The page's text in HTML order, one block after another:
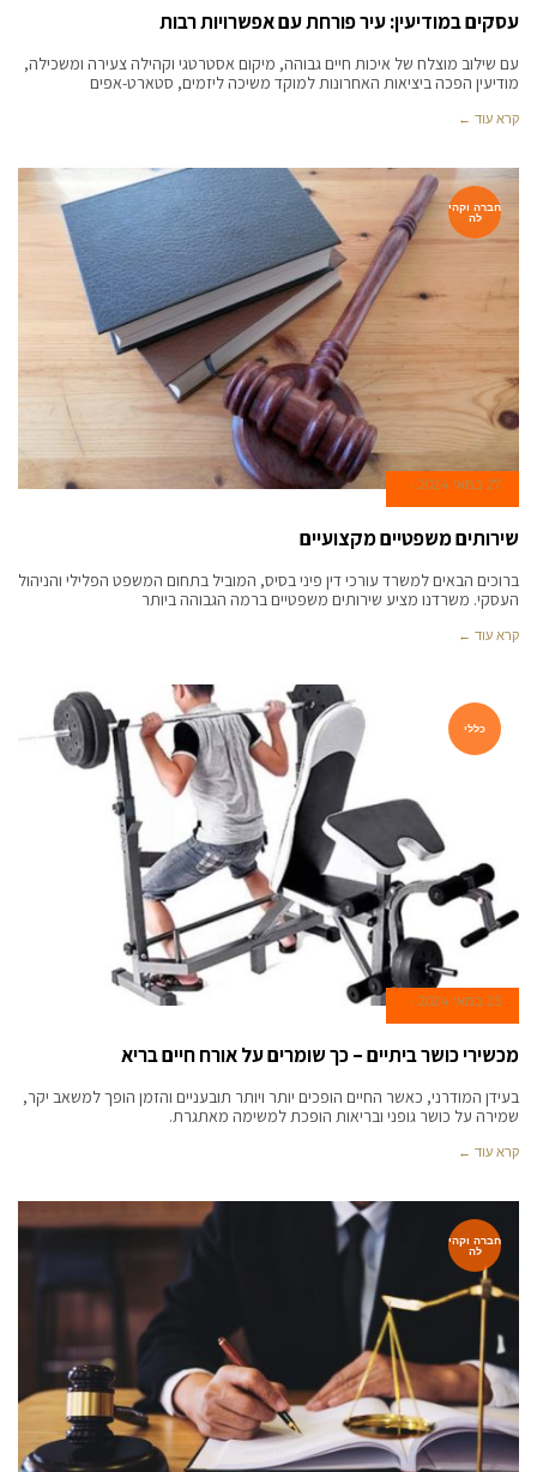
עסקים במודיעין: עיר פורחת עם אפשרויות רבות
עם שילוב מוצלח של איכות חיים גבוהה, מיקום אסטרטגי וקהילה צעירה ומשכילה,
מודיעין הפכה ביציאות האחרונות למוקד משיכה ליזמים, סטארט-אפים
קרא עוד ←
חברה וקהי
לה
27 במאי 2024
שירותים משפטיים מקצועיים
ברוכים הבאים למשרד עורכי דין פיני בסיס, המוביל בתחום המשפט הפלילי והניהול
העסקי. משרדנו מציע שירותים משפטיים ברמה הגבוהה ביותר
קרא עוד ←
כללי
23 במאי 2024
מכשירי כושר ביתיים – כך שומרים על אורח חיים בריא
בעידן המודרני, כאשר החיים הופכים יותר ויותר תובעניים והזמן הופך למשאב יקר,
שמירה על כושר גופני ובריאות הופכת למשימה מאתגרת.
קרא עוד ←
חברה וקהי
לה